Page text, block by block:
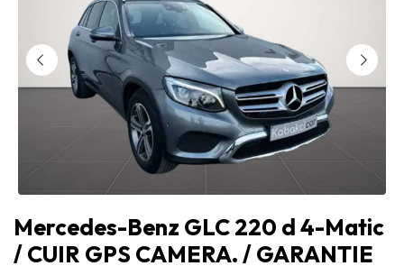
Mercedes-Benz GLC 220 d 4-Matic
/ CUIR GPS CAMERA. / GARANTIE